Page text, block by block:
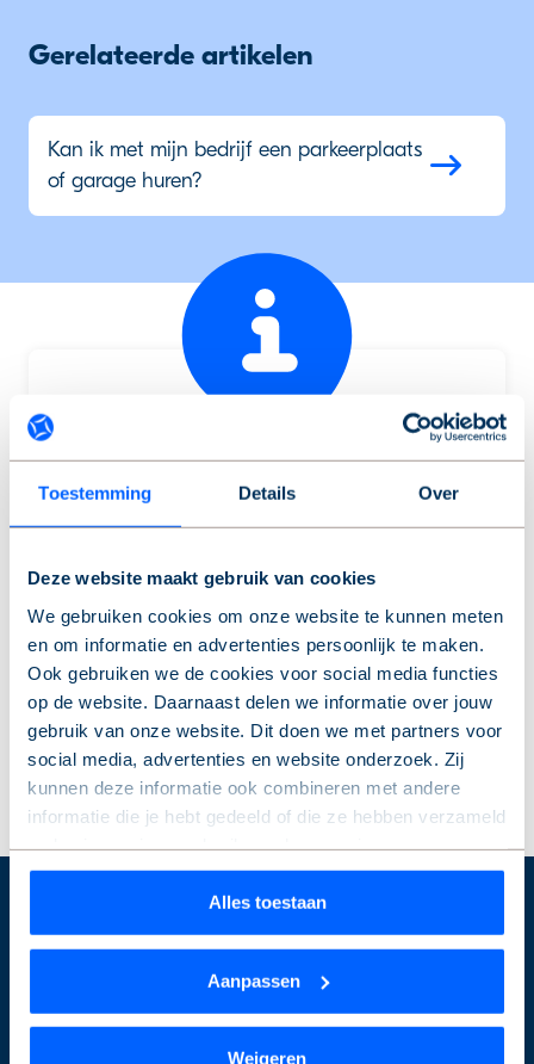
Toestemming Details Over
Deze website maakt gebruik van cookies
We gebruiken cookies om onze website te kunnen meten
en om informatie en advertenties persoonlijk te maken.
Ook gebruiken we de cookies voor social media functies
op de website. Daarnaast delen we informatie over jouw
gebruik van onze website. Dit doen we met partners voor
social media, advertenties en website onderzoek. Zij
kunnen deze informatie ook combineren met andere
informatie die je hebt gedeeld of die ze hebben verzameld
Wil je je keuze aanpassen of je toestemming intrekken?
Dat kan op elk moment via de link ‘cookieverklaring’
We werken samen met9 derdendie uw gegevens
Alles toestaan
Aanpassen
Weigeren
Gerelateerde artikelen
Kan ik met mijn bedrijf een parkeerplaats
of garage huren?
Zo kun je ons bereiken
Heb je de informatie die je zoekt niet gevonden?
Geen probleem! Neem contact met ons op, dan
helpen we je verder.
Service & contact
Over de Alliantie
Projecten